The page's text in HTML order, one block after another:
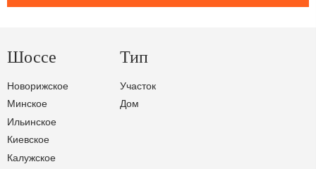
Шоссе
Новорижское
Минское
Ильинское
Киевское
Калужское
Тип
Участок
Дом